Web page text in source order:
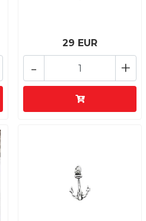
29 EUR
+
-